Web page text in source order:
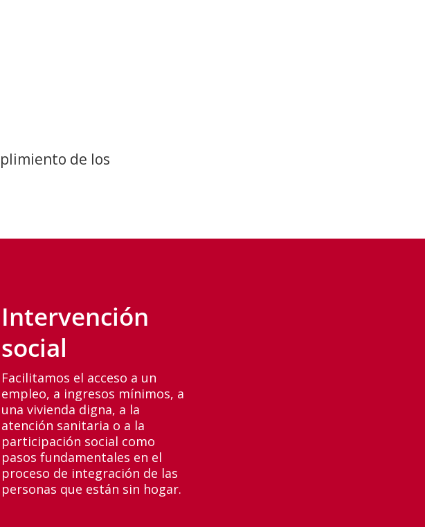
de los
Intervención
social
Facilitamos el acceso a un
empleo, a ingresos mínimos, a
una vivienda digna, a la
atención sanitaria o a la
participación social como
pasos fundamentales en el
proceso de integración de las
personas que están sin hogar.